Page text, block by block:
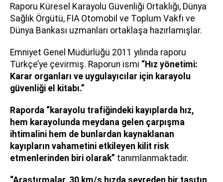
Raporu Küresel Karayolu Güvenliği Ortaklığı, Dünya
Sağlık Örgütü, FIA Otomobil ve Toplum Vakfı ve
Dünya Bankası uzmanları ortaklaşa hazırlamışlar.
Emniyet Genel Müdürlüğü 2011 yılında raporu
Türkçe’ye çevirmiş. Raporun ismi “Hız yönetimi:
Karar organları ve uygulayıcılar için karayolu
güvenliği el kitabı.”
Raporda “karayolu trafiğindeki kayıplarda hız,
hem karayolunda meydana gelen çarpışma
ihtimalini hem de bunlardan kaynaklanan
kayıpların vahametini etkileyen kilit risk
etmenlerinden biri olarak” tanımlanmaktadır.
“Araştırmalar, 30 km/s hızda seyreden bir taşıtın